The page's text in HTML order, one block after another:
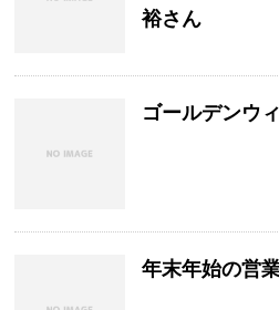
裕さん
ゴールデンウ
年末年始の営